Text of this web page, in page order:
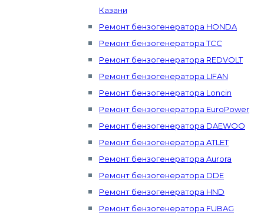
Казани
Ремонт бензогенератора HONDA
Ремонт бензогенератора ТСС
Ремонт бензогенератора REDVOLT
Ремонт бензогенератора LIFAN
Ремонт бензогенератора Loncin
Ремонт бензогенератора EuroPower
Ремонт бензогенератора DAEWOO
Ремонт бензогенератора ATLET
Ремонт бензогенератора Aurora
Ремонт бензогенератора DDE
Ремонт бензогенератора HND
Ремонт бензогенератора FUBAG